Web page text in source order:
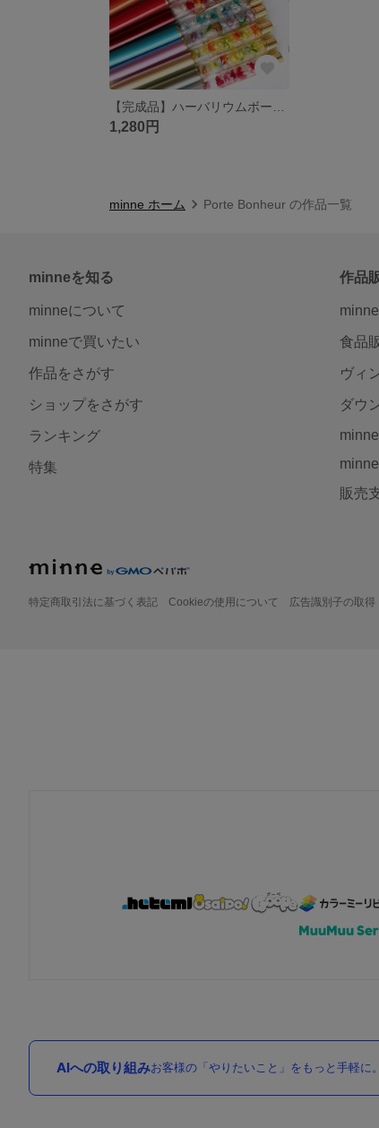
1,280円
minne ホーム Porte Bonheur の作品一覧
minneを知る
minneについて
minneで買いたい
作品をさがす
ショップをさがす
ランキング
特集
作品
食品
ヴィ
ダウ
販売
特定商取引法に基づく表記 Cookieの使用について 広告識別子の取得
AIへの取り組みお客様の「やりたいこと」をもっと手軽に